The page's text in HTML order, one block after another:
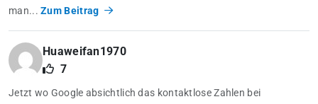
man...Zum Beitrag
Huaweifan1970
7
Jetzt wo Google absichtlich das kontaktlose Zahlen bei